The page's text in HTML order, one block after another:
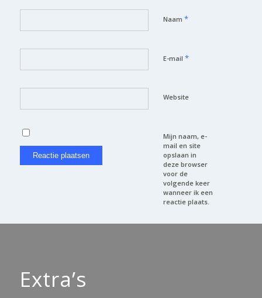
Naam *
E-mail *
Website
Mijn naam, e-
mail en site
opslaan in
deze browser
voor de
volgende keer
wanneer ik een
reactie plaats.
Extra’s